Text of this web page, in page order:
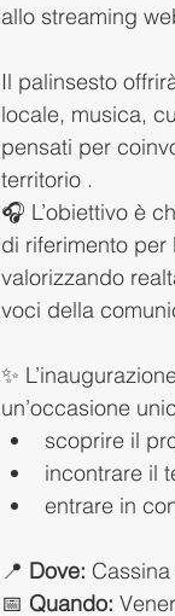
allo streaming
Il palinsesto
locale, musica,
pensati per
territorio .
🎧 L’obiettivo è
di riferimento per
valorizzando
voci della
✨
un’occasione
scoprire il
incontrare il
entrare in
📍 Dove: Cassina
📅 Quando: